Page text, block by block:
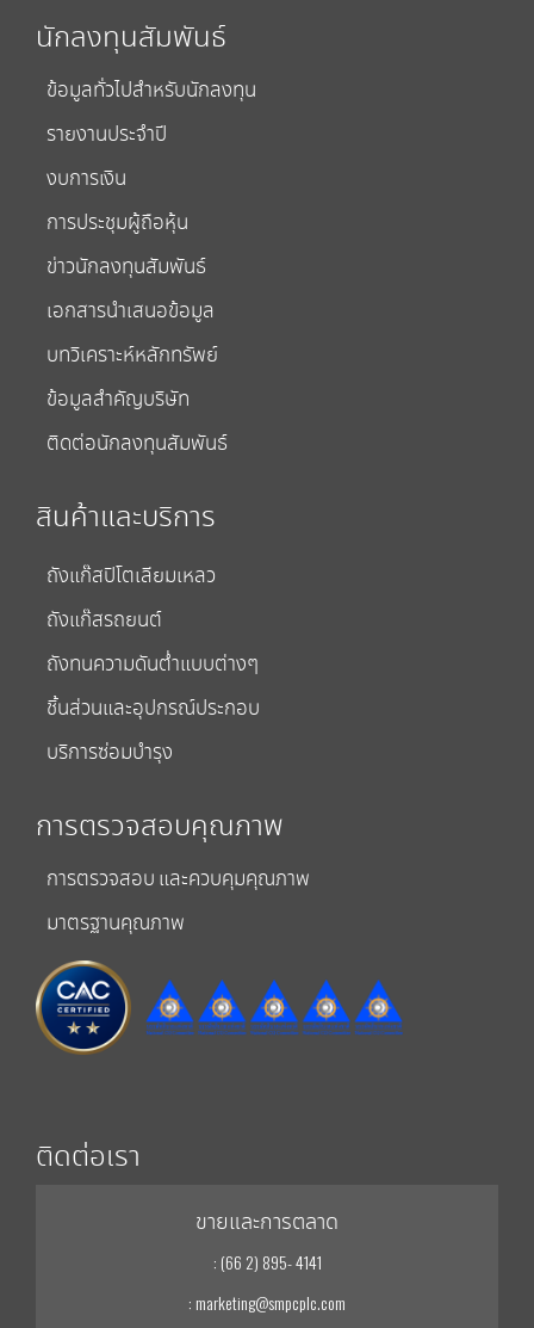
นักลงทุนสัมพันธ์
ข้อมูลทั่วไปสำหรับนักลงทุน
รายงานประจำปี
งบการเงิน
การประชุมผู้ถือหุ้น
ข่าวนักลงทุนสัมพันธ์
เอกสารนำเสนอข้อมูล
บทวิเคราะห์หลักทรัพย์
ข้อมูลสำคัญบริษัท
ติดต่อนักลงทุนสัมพันธ์
สินค้าและบริการ
ถังแก๊สปิโตเลียมเหลว
ถังแก๊สรถยนต์
ถังทนความดันต่ำแบบต่างๆ
ชิ้นส่วนและอุปกรณ์ประกอบ
บริการซ่อมบำรุง
การตรวจสอบคุณภาพ
การตรวจสอบ และควบคุมคุณภาพ
มาตรฐานคุณภาพ
ติดต่อเรา
ขายและการตลาด
: (66 2) 895- 4141
: marketing@smpcplc.com